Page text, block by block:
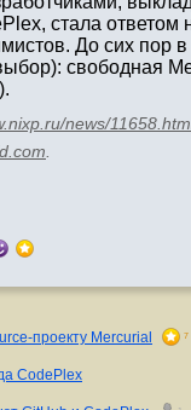
стала ответом
До сих пор
свободная
news/
проекту Mercurial 7
CodePlex